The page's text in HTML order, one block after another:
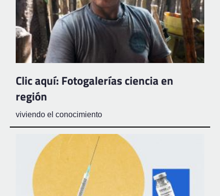
Clic aquí: Fotogalerías ciencia en
región
viviendo el conocimiento